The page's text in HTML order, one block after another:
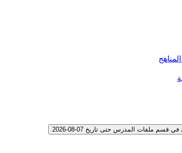
ملفات المدرس حتى تاريخ 07-08-2026